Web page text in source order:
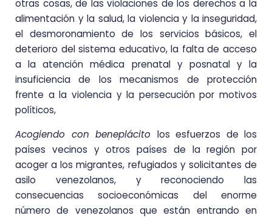
otras cosas, de las violaciones de los derechos a la
alimentación y la salud, la violencia y la inseguridad,
el desmoronamiento de los servicios básicos, el
deterioro del sistema educativo, la falta de acceso
a la atención médica prenatal y posnatal y la
insuficiencia de los mecanismos de protección
frente a la violencia y la persecución por motivos
políticos,
Acogiendo con beneplácito los esfuerzos de los
países vecinos y otros países de la región por
acoger a los migrantes, refugiados y solicitantes de
asilo venezolanos, y reconociendo las
consecuencias socioeconómicas del enorme
número de venezolanos que están entrando en